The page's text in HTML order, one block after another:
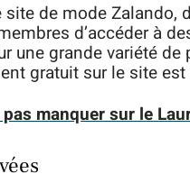
de mode Zalando,
d’accéder à
une grande variété
gratuit sur le site
manquer sur le